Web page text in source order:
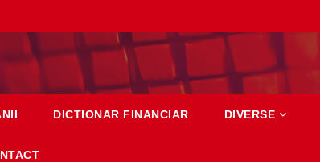
DICTIONAR FINANCIAR DIVERSE